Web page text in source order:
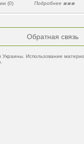
(0) Подробнее
Обратная связь
Использование